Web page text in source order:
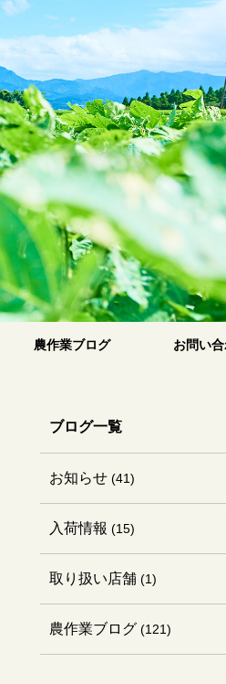
場便り
農作業ブログ お問い
ブログ一覧
お知らせ (41)
入荷情報 (15)
取り扱い店舗 (1)
農作業ブログ (121)